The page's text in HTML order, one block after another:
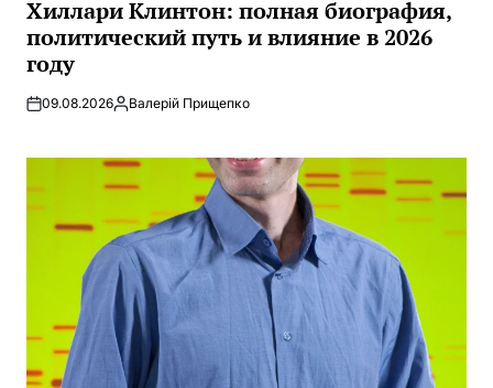
Хиллари Клинтон: полная биография,
политический путь и влияние в 2026
году
09.08.2026Запись
Валерій Прищепко